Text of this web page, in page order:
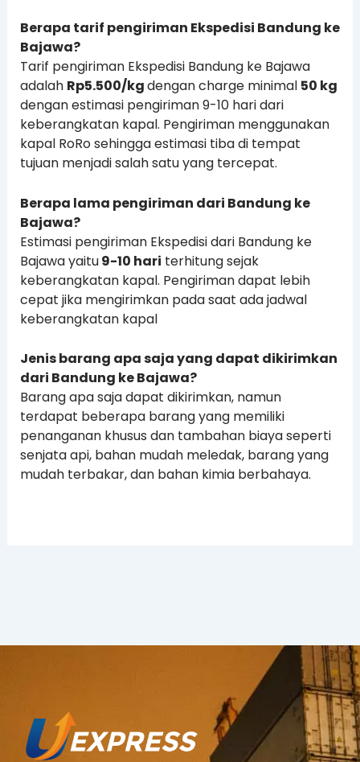
Berapa tarif pengiriman Ekspedisi Bandung ke
Bajawa?
Tarif pengiriman Ekspedisi Bandung ke Bajawa
adalah Rp5.500/kgdengan charge minimal 50 kg
dengan estimasi pengiriman 9-10 hari dari
keberangkatan kapal. Pengiriman menggunakan
kapal RoRo sehingga estimasi tiba di tempat
tujuan menjadi salah satu yang tercepat.
Berapa lama pengiriman dari Bandung ke
Bajawa?
Estimasi pengiriman Ekspedisi dari Bandung ke
Bajawa yaitu9-10 hari terhitung sejak
keberangkatan kapal. Pengiriman dapat lebih
cepat jika mengirimkan pada saat ada jadwal
keberangkatan kapal
Jenis barang apa saja yang dapat dikirimkan
dari Bandung ke Bajawa?
Barang apa saja dapat dikirimkan, namun
terdapat beberapa barang yang memiliki
penanganan khusus dan tambahan biaya seperti
senjata api, bahan mudah meledak, barang yang
mudah terbakar, dan bahan kimia berbahaya.